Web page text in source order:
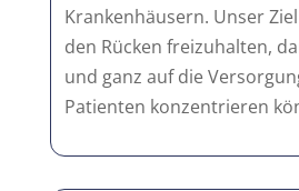
Krankenhäusern. Unser
den Rücken freizuhalten,
und ganz auf die
Patienten konzentrieren